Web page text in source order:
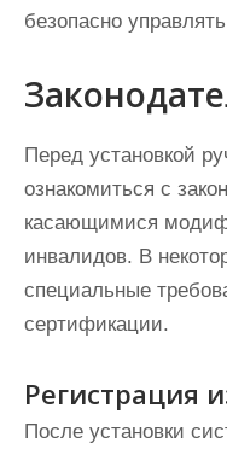
безопасно
Перед установкой
ознакомиться с
касающимися
инвалидов. В
специальные
сертификации.
Регистрация
После установки